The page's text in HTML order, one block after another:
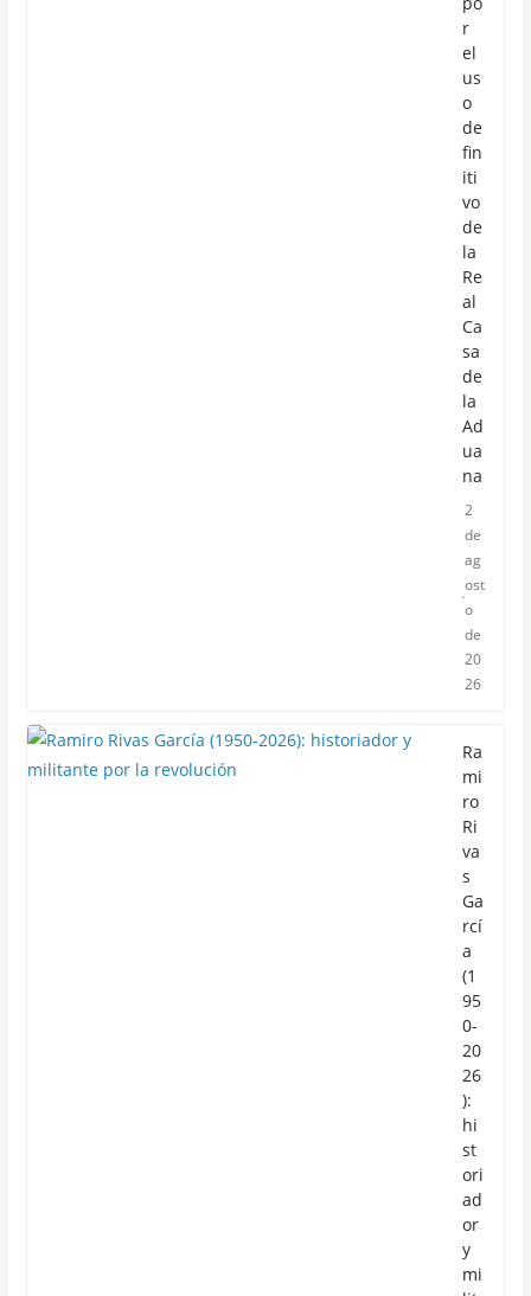
r
el
us
o
de
fin
iti
vo
de
la
Re
al
Ca
sa
de
la
Ad
ua
na
2
de
ag
ost
o
de
20
26
Ra
mi
ro
Ri
va
s
Ga
rcí
a
(1
95
0-
20
26
):
hi
st
ori
ad
or
y
mi